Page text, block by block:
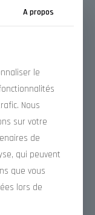
pour apporter
qualité
DOUCET
est
référencé
par le
Supérieur
du
A propos
le
Nous
sur votre
de
qui peuvent
que vous
lors de